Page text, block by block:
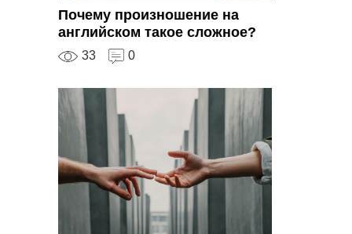
Почему произношение на
английском такое сложное?
33 0